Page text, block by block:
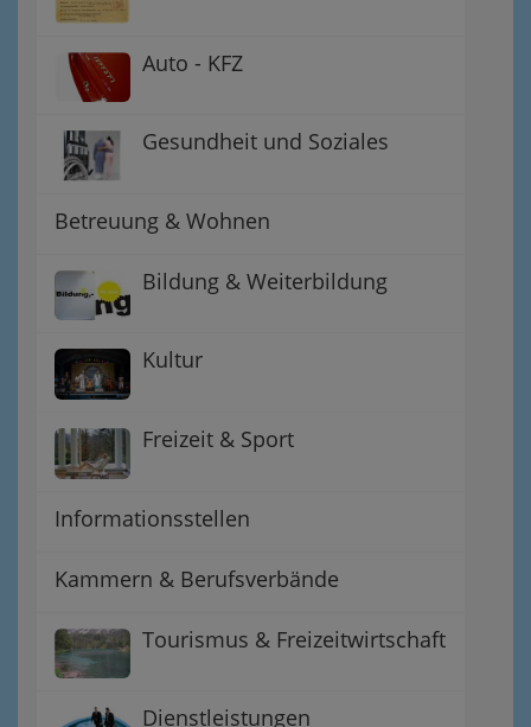
Auto - KFZ
Gesundheit und Soziales
Betreuung & Wohnen
Bildung & Weiterbildung
Kultur
Freizeit & Sport
Informationsstellen
Kammern & Berufsverbände
Tourismus & Freizeitwirtschaft
Dienstleistungen